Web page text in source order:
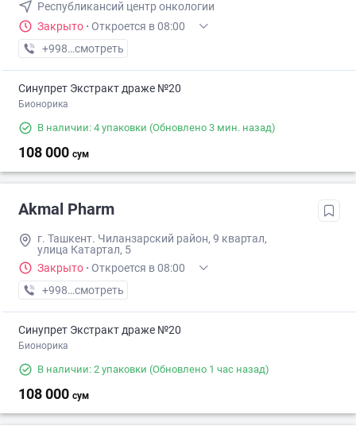
Республикансий центр онкологии
Закрыто · Откроется в 08:00
+998 (99) XXX-XX-XX
смотреть
Синупрет Экстракт драже №20
Бионорика
В наличии: 4 упаковки (Обновлено 3 мин. назад)
108 000 сум
Akmal Pharm
г. Ташкент. Чиланзарский район, 9 квартал,
улица Катартал, 5
Закрыто · Откроется в 08:00
+998 (99) XXX-XX-XX
смотреть
Синупрет Экстракт драже №20
Бионорика
В наличии: 2 упаковки (Обновлено 1 час назад)
108 000 сум